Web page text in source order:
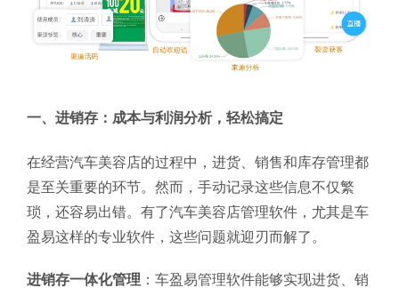
一、进销存：成本与利润分析，轻松搞定
在经营汽车美容店的过程中，进货、销售和库存管理都
是至关重要的环节。然而，手动记录这些信息不仅繁
琐，还容易出错。有了汽车美容店管理软件，尤其是车
盈易这样的专业软件，这些问题就迎刃而解了。
进销存一体化管理 ：车盈易管理软件能够实现进货、销